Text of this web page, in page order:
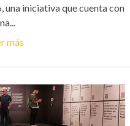
una iniciativa que cuenta con
más